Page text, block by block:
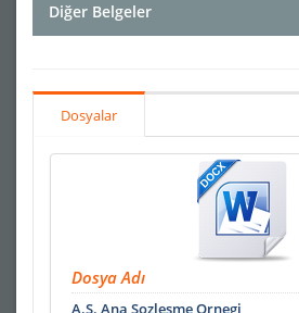
Diğer Belgeler
Dosyalar
Dosya Adı
A.S. Ana Sozlesme Ornegi